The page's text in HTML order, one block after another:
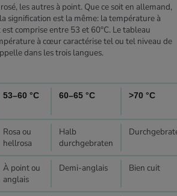
les autres à point. Que ce soit en allemand,
signification est la même: la température à
comprise entre 53 et 60°C. Le tableau
à cœur caractérise tel ou tel niveau de
dans les trois langues.
53–60 °C 60–65 °C >70 °C
Rosa ou
hellrosa
Halb
durchgebraten
À point ou
anglais
Demi-anglais Bien cuit